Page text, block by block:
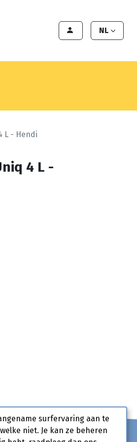
NL
L - Hendi
4 L -
surfervaring aan te
niet. Je kan ze beheren